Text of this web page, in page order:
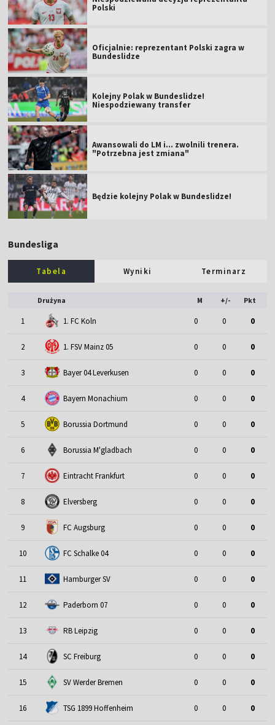
Polski
Oficjalnie: reprezentant Polski zagra w
Bundeslidze
Kolejny Polak w Bundeslidze!
Niespodziewany transfer
Awansowali do LM i... zwolnili trenera.
"Potrzebna jest zmiana"
Będzie kolejny Polak w Bundeslidze!
Bundesliga
Tabela Wyniki Terminarz
Drużyna M +/- Pkt
1 1. FC Koln 0 0 0
2 1. FSV Mainz 05 0 0 0
3 Bayer 04 Leverkusen 0 0 0
4 Bayern Monachium 0 0 0
5 Borussia Dortmund 0 0 0
6 Borussia M'gladbach 0 0 0
7 Eintracht Frankfurt 0 0 0
8 Elversberg 0 0 0
9 FC Augsburg 0 0 0
10 FC Schalke 04 0 0 0
11 Hamburger SV 0 0 0
12 Paderborn 07 0 0 0
13 RB Leipzig 0 0 0
14 SC Freiburg 0 0 0
15 SV Werder Bremen 0 0 0
16 TSG 1899 Hoffenheim 0 0 0